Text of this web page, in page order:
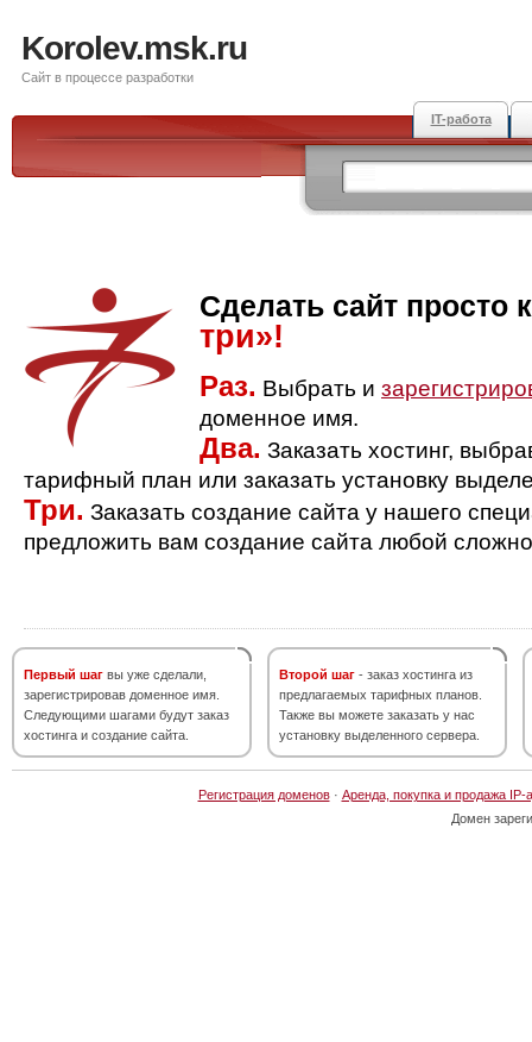
Korolev.msk.ru
Сайт в процессе разработки
IT-работа
Сделать сайт просто
три»!
Раз. Выбрать и
доменное имя.
Два. Заказать хостинг,
тарифный план или заказать установку
Три. Заказать создание сайта у нашего
предложить вам создание сайта любой
Первый шаг вы уже сделали,
зарегистрировав доменное имя.
Следующими шагами будут заказ
хостинга и создание сайта.
Второй шаг - заказ хостинга из
предлагаемых тарифных планов.
Также вы можете заказать у нас
установку выделенного сервера.
Регистрация доменов· Аренда, покупка и продажа IP-
Домен